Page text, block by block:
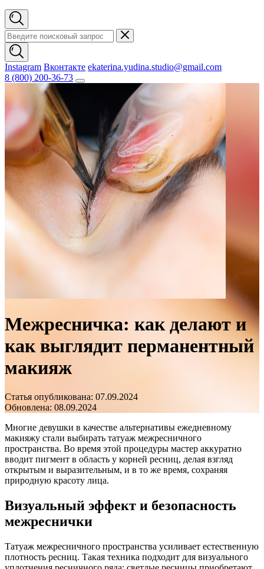
Instagram Вконтакте ekaterina.yudina.studio@gmail.com
8 (800) 200-36-73
Межресничка: как делают и
как выглядит перманентный
макияж
Статья опубликована: 07.09.2024
Обновлена: 08.09.2024
Многие девушки в качестве альтернативы ежедневному
макияжу стали выбирать татуаж межресничного
пространства. Во время этой процедуры мастер аккуратно
вводит пигмент в область у корней ресниц, делая взгляд
открытым и выразительным, и в то же время, сохраняя
природную красоту лица.
Визуальный эффект и безопасность
межреснички
Татуаж межресничного пространства усиливает естественную
плотность ресниц. Такая техника подходит для визуального